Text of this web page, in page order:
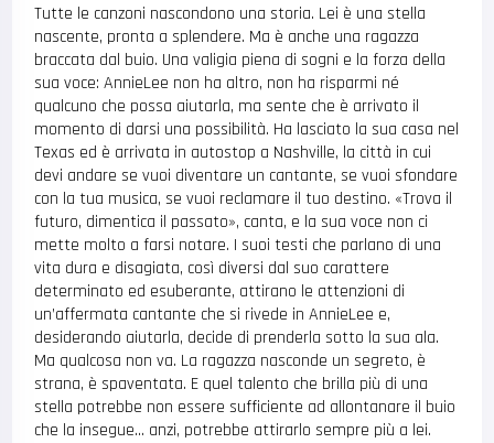
Tutte le canzoni nascondono una storia. Lei è una stella
nascente, pronta a splendere. Ma è anche una ragazza
braccata dal buio. Una valigia piena di sogni e la forza della
sua voce: AnnieLee non ha altro, non ha risparmi né
qualcuno che possa aiutarla, ma sente che è arrivato il
momento di darsi una possibilità. Ha lasciato la sua casa nel
Texas ed è arrivata in autostop a Nashville, la città in cui
devi andare se vuoi diventare un cantante, se vuoi sfondare
con la tua musica, se vuoi reclamare il tuo destino. «Trova il
futuro, dimentica il passato», canta, e la sua voce non ci
mette molto a farsi notare. I suoi testi che parlano di una
vita dura e disagiata, così diversi dal suo carattere
determinato ed esuberante, attirano le attenzioni di
un’affermata cantante che si rivede in AnnieLee e,
desiderando aiutarla, decide di prenderla sotto la sua ala.
Ma qualcosa non va. La ragazza nasconde un segreto, è
strana, è spaventata. E quel talento che brilla più di una
stella potrebbe non essere sufficiente ad allontanare il buio
che la insegue… anzi, potrebbe attirarlo sempre più a lei.